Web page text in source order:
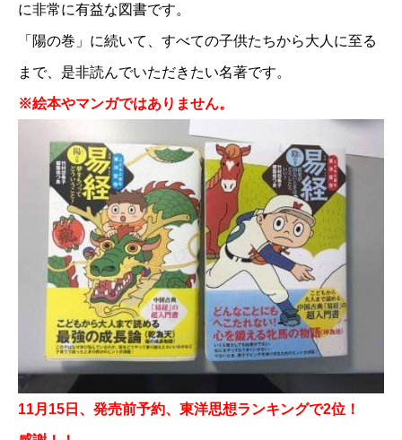
に非常に有益な図書です。
「陽の巻」に続いて、すべての子供たちから大人に至る
まで、是非読んでいただきたい名著です。
※絵本やマンガではありません。
11月15日、発売前予約、東洋思想ランキングで2位！